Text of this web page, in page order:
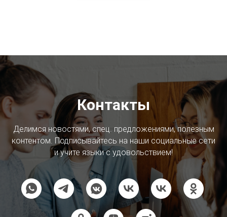
Контакты
Делимся новостями, спец. предложениями, полезным
контентом. Подписывайтесь на наши социальные сети
и учите языки с удовольствием!